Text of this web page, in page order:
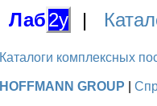
Лаб2у |
Каталоги комплексных
HOFFMANN GROUP